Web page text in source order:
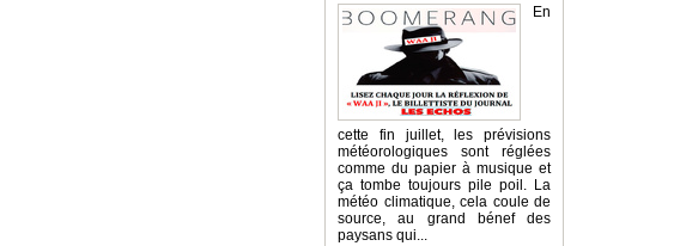
En
cette fin juillet, les prévisions
météorologiques sont réglées
comme du papier à musique et
ça tombe toujours pile poil. La
météo climatique, cela coule de
source, au grand bénef des
paysans qui...